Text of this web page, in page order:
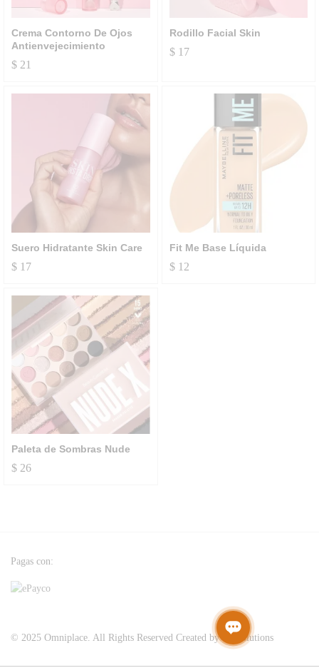
Crema Contorno De Ojos
Antienvejecimiento
$ 21
Rodillo Facial Skin
$17
Suero Hidratante Skin Care
$ 17
Fit Me Base Líquida
$12
Paleta de Sombras Nude
$ 26
© 2025 Omniplace. All Rights Reserved Created by SP Solutions
Pagas con: